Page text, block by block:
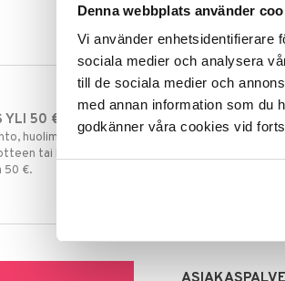
Denna webbplats använder
Vi använder enhetsidentifierare
sociala medier och analysera
till de sociala medier och
med annan information som du
godkänner våra cookies vid
YLI 50 €
huolimatta siitä
tai koko
50 €.
NOPEAT